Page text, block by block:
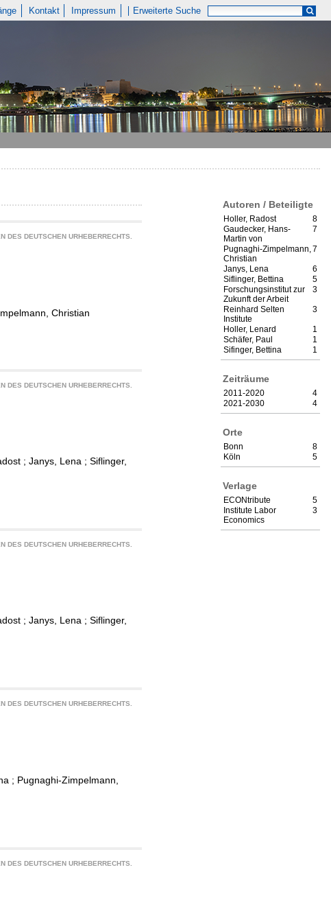
Kontakt Impressum Erweiterte Suche
Autoren / Beteiligte
8
Holler, Radost
7
Gaudecker, Hans-
Martin von
7
Pugnaghi-Zimpelmann,
Christian
6
Janys, Lena
5
Siflinger, Bettina
3
Forschungsinstitut zur
Zukunft der Arbeit
3
Reinhard Selten
Institute
1
Holler, Lenard
1
Schäfer, Paul
1
Sifinger, Bettina
Zeiträume
4
2011-2020
4
2021-2030
Orte
8
Bonn
5
Köln
Verlage
5
ECONtribute
3
Institute Labor
Economics
DES DEUTSCHEN URHEBERRECHTS.
Christian
DES DEUTSCHEN URHEBERRECHTS.
; Janys, Lena ; Siflinger,
DES DEUTSCHEN URHEBERRECHTS.
; Janys, Lena ; Siflinger,
DES DEUTSCHEN URHEBERRECHTS.
; Pugnaghi-Zimpelmann,
DES DEUTSCHEN URHEBERRECHTS.